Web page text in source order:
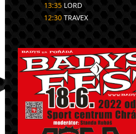
13:35 LORD
12:30 TRAVEX